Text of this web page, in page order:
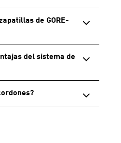
de GORE-
del sistema de